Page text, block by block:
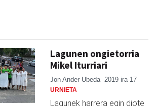
Lagunen ongietorria
Mikel Iturriari
Jon Ander Ubeda 2019 ira 17
URNIETA
Lagunek harrera egin diote